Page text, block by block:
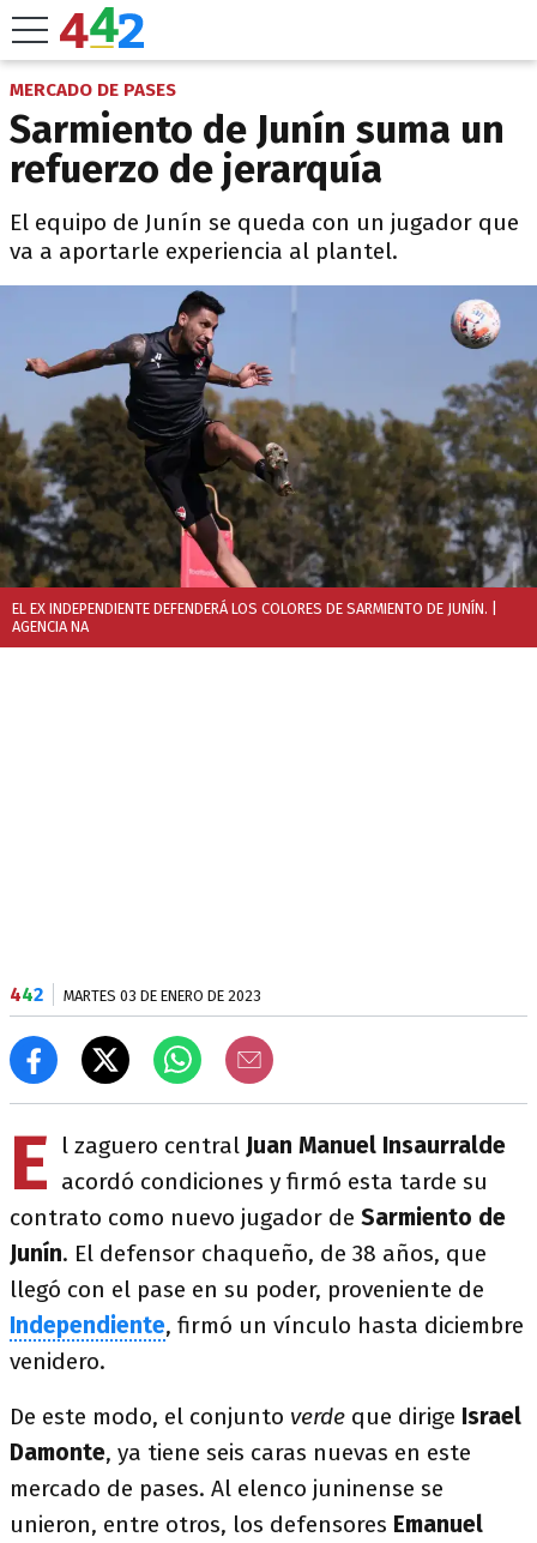
MERCADO DE PASES
Sarmiento de Junín suma un
refuerzo de jerarquía
El equipo de Junín se queda con un jugador que
va a aportarle experiencia al plantel.
EL EX INDEPENDIENTE DEFENDERÁ LOS COLORES DE SARMIENTO DE JUNÍN.
AGENCIA NA
442 MARTES 03 DE ENERO DE 2023
E l zaguero central Juan Manuel Insaurralde
acordó condiciones y firmó esta tarde su
contrato como nuevo jugador de Sarmiento de
Junín. El defensor chaqueño, de 38 años, que
llegó con el pase en su poder, proveniente de
Independiente, firmó un vínculo hasta diciembre
venidero.
De este modo, el conjunto verde que dirige Israel
Damonte, ya tiene seis caras nuevas en este
mercado de pases. Al elenco juninense se
unieron, entre otros, los defensores Emanuel